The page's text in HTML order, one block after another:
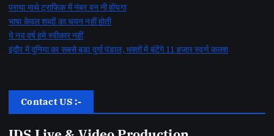
पराया माथे ट्राफिक में नंबर वन नी होंयगा
भाषा केवल शब्दों का चयन नहीं होती
ये नव वर्ष हमे स्वीकार नहीं
इंदौर में दुनिया का सबसे बड़ा दुर्गा पंडाल, भक्तों में बंटेंगे 11 हजार स्वर्ण कलश
Contact US :-